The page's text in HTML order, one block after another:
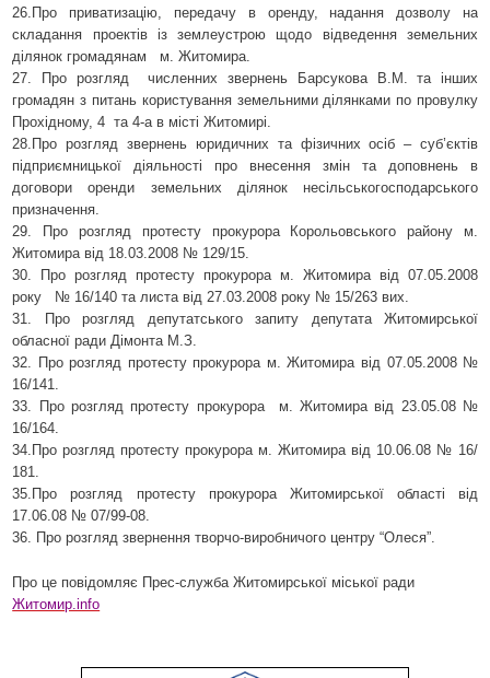
26.Про приватизацію, передачу в оренду, надання дозволу на
складання проектів із землеустрою щодо відведення земельних
ділянок громадянам
м. Житомира.
27. Про розгляд
численних звернень Барсукова В.М. та інших
громадян з питань користування земельними ділянками по провулку
Прохідному, 4 та 4-а в місті Житомирі.
28.Про розгляд звернень юридичних та фізичних осіб – суб’єктів
підприємницької діяльності про внесення змін та доповнень в
договори оренди земельних ділянок несільськогосподарського
призначення.
29.
Про розгляд протесту прокурора Корольовського району м.
Житомира від 18.03.2008 № 129/15.
30. Про розгляд протесту прокурора м. Житомира від 07.05.2008
року
№ 16/140 та листа від 27.03.2008 року № 15/263 вих.
31. Про розгляд депутатського запиту депутата Житомирської
обласної ради Дімонта М.З.
32. Про розгляд протесту прокурора м. Житомира від 07.05.2008 №
16/141.
33. Про розгляд протесту прокурора
м. Житомира від 23.05.08 №
16/164.
34.Про розгляд протесту прокурора м. Житомира від 10.06.08 № 16/
181.
35.Про розгляд протесту прокурора Житомирської області від
17.06.08 № 07/99-08.
36. Про розгляд звернення творчо-виробничого центру “Олеся”.
Про це повідомляє Прес-служба Житомирської міської ради
Житомир.info